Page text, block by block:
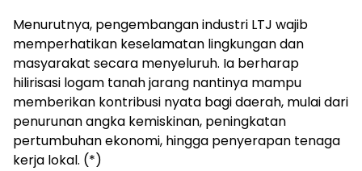
Menurutnya, pengembangan industri LTJ wajib
memperhatikan keselamatan lingkungan dan
masyarakat secara menyeluruh. Ia berharap
hilirisasi logam tanah jarang nantinya mampu
memberikan kontribusi nyata bagi daerah, mulai dari
penurunan angka kemiskinan, peningkatan
pertumbuhan ekonomi, hingga penyerapan tenaga
kerja lokal. (*)